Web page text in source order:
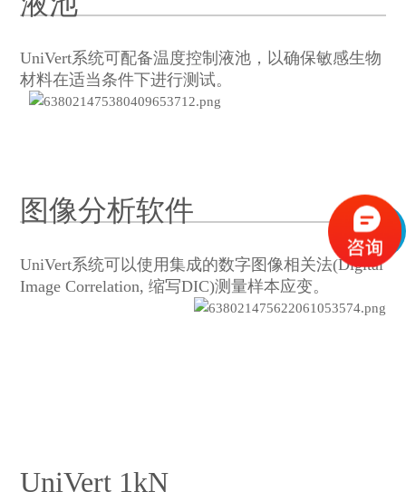
UniVert系统可配备温度控制液池，以确保敏感生物
材料在适当条件下进行测试。
图像分析软件
UniVert系统可以使用集成的数字图像相关法(Digital
Image Correlation, 缩写DIC)测量样本应变。
UniVert 1kN